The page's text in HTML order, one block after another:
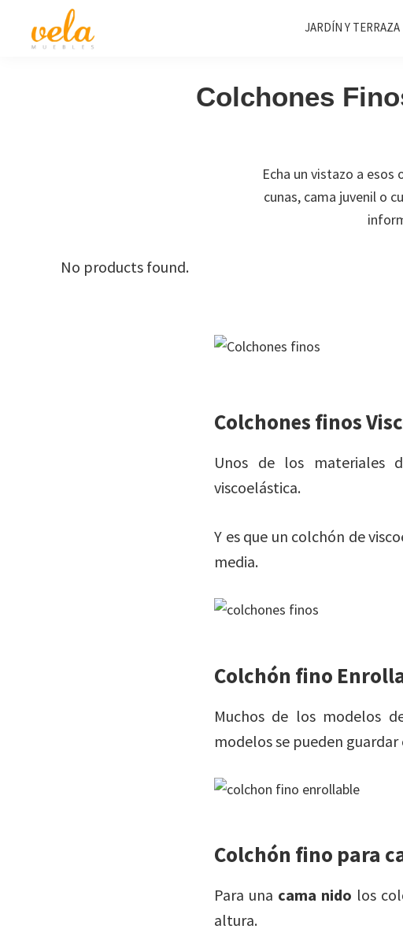
JARDÍN Y TERRAZA
Colchones
Echa un vistazo a
cunas, cama juvenil o
No products found.
Colchones finos
Unos de los materiales
viscoelástica.
Y es que un colchón de
media.
Colchón fino
Muchos de los modelos
modelos se pueden
Colchón fino para
Para una cama nido los
altura.